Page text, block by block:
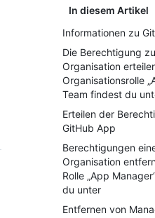
In diesem Artikel
Informationen zu
Die Berechtigung
Organisation
Organisationsrolle
Team findest du
Erteilen der
GitHub App
Berechtigungen
Organisation
Rolle „App
du unter
Entfernen von